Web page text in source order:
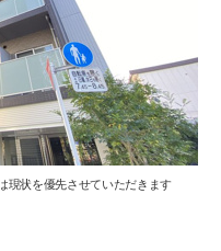
現状を優先させていただきます